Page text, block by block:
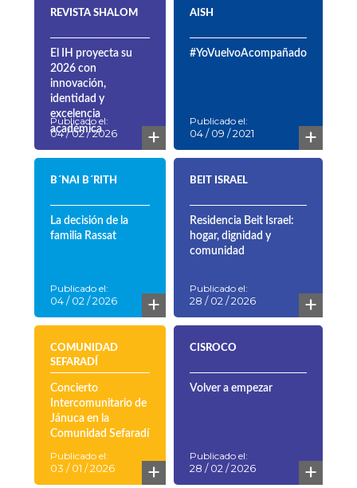
REVISTA SHALOM
El IH proyecta su
2026 con
innovación,
identidad y
excelencia
académica
Publicado el:
04 / 02 / 2026 +
AISH
#YoVuelvoAcompañado
Publicado el:
04 / 09 / 2021 +
B´NAI B´RITH
La decisión de la
familia Rassat
Publicado el:
04 / 02 / 2026 +
BEIT ISRAEL
Residencia Beit Israel:
hogar, dignidad y
comunidad
Publicado el:
28 / 02 / 2026 +
COMUNIDAD
SEFARADÍ
Concierto
Intercomunitario de
Jánuca en la
Comunidad Sefaradí
Publicado el:
03 / 01 / 2026 +
CISROCO
Volver a empezar
Publicado el:
28 / 02 / 2026 +